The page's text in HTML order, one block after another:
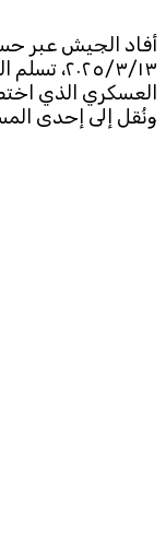
أفاد الجيش عبر
٢٠٢٥/٣/
ونُقل إلى إحدى